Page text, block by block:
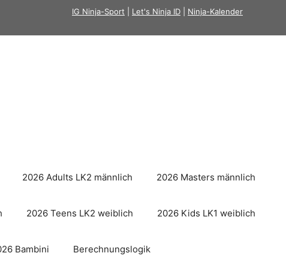
IG Ninja-Sport Let's Ninja ID Ninja-Kalender
2026 Adults LK2 männlich 2026 Masters männlich
2026 Teens LK2 weiblich 2026 Kids LK1 weiblich
Bambini Berechnungslogik